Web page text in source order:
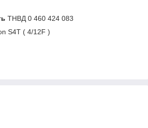
ТНВД 0 460 424 083
S4T ( 4/12F )